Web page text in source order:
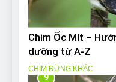
Chim Ốc Mít –
dưỡng từ A-Z
CHIM RỪNG KHÁC
9